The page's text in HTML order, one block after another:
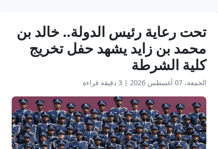
تحت رعاية رئيس الدولة.. خالد بن
محمد بن زايد يشهد حفل تخريج
كلية الشرطة
الجمعة، 07 أغسطس 2026 | 3 دقيقة قراءة